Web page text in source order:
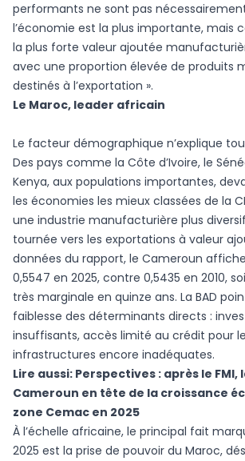
performants ne sont pas
l’économie est la plus importante, mais
la plus forte valeur ajoutée
avec une proportion élevée de produits
destinés à l’exportation ».
Le Maroc, leader africain
Le facteur démographique n’explique
Des pays comme la Côte d’Ivoire, le
Kenya, aux populations importantes,
les économies les mieux classées de la
une industrie manufacturière plus
tournée vers les exportations à valeur
données du rapport, le Cameroun
0,5547 en 2025, contre 0,5435 en 2010,
très marginale en quinze ans. La BAD
faiblesse des déterminants directs :
insuffisants, accès limité au crédit pour
infrastructures encore inadéquates.
Lire aussi: Perspectives : après le FMI,
Cameroun en tête de la croissance
zone Cemac en 2025
À l’échelle africaine, le principal fait
2025 est la prise de pouvoir du Maroc,